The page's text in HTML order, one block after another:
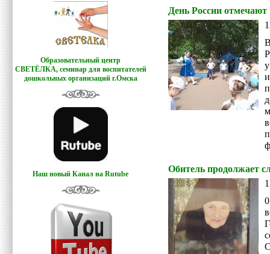
Образовательный центр
СВЕТЁЛКА, семинар для воспитателей
дошкольных организаций г.Омска
Наш новый Канал на Rutube
День России отмечают
Обитель продолжает